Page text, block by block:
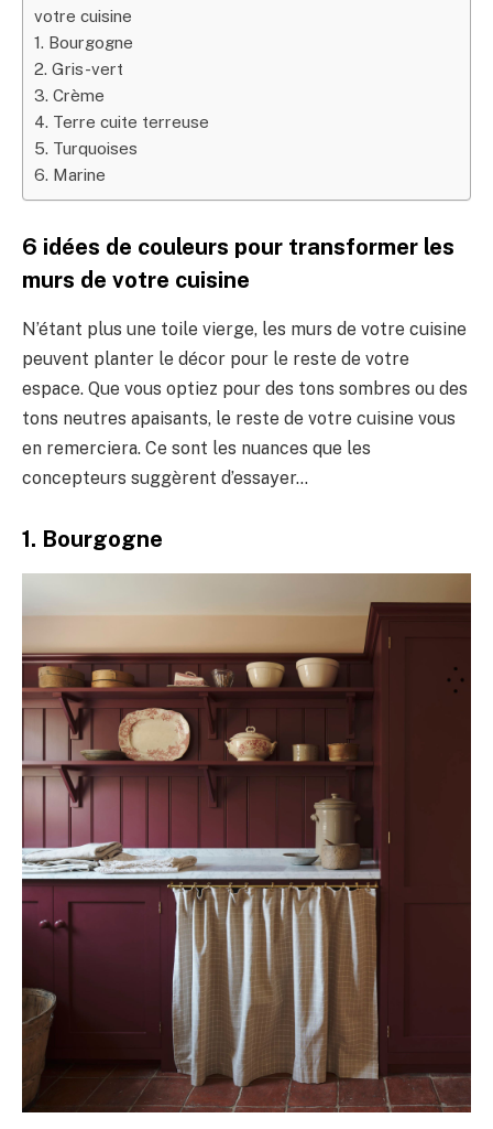
votre cuisine
1. Bourgogne
2. Gris-vert
3. Crème
4. Terre cuite terreuse
5. Turquoises
6. Marine
6 idées de couleurs pour transformer les
murs de votre cuisine
N’étant plus une toile vierge, les murs de votre cuisine
peuvent planter le décor pour le reste de votre
espace. Que vous optiez pour des tons sombres ou des
tons neutres apaisants, le reste de votre cuisine vous
en remerciera. Ce sont les nuances que les
concepteurs suggèrent d’essayer…
1. Bourgogne